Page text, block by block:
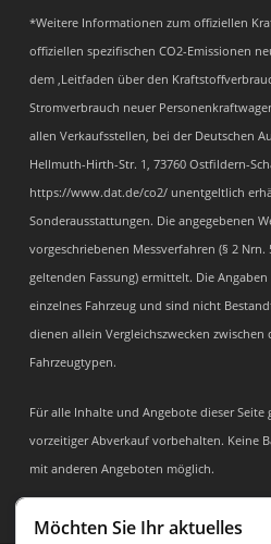
*Weitere Informationen zum offiziellen
offiziellen spezifischen CO2-Emissionen
dem ‚Leitfaden über den
Stromverbrauch neuer
allen Verkaufsstellen, bei der Deutschen
Hellmuth-Hirth-Str. 1, 73760 Ostfildern-
https://www.dat.de/co2/ unentgeltlich
Sonderausstattungen. Die angegebenen
vorgeschriebenen Messverfahren (§ 2 Nrn.
geltenden Fassung) ermittelt. Die
einzelnes Fahrzeug und sind nicht
dienen allein Vergleichszwecken zwischen
Fahrzeugtypen.
Für alle Inhalte und Angebote dieser
vorzeitiger Abverkauf vorbehalten. Keine
mit anderen Angeboten möglich.
Möchten Sie Ihr aktuelles